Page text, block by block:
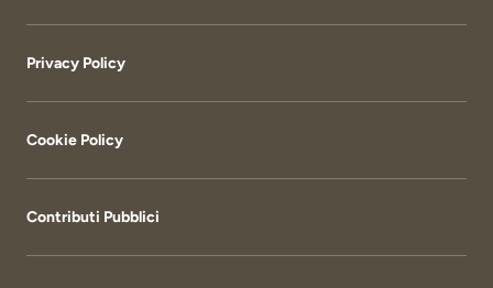
Privacy Policy
Cookie Policy
Contributi Pubblici